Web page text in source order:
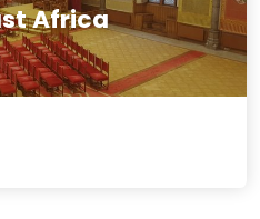
Africa